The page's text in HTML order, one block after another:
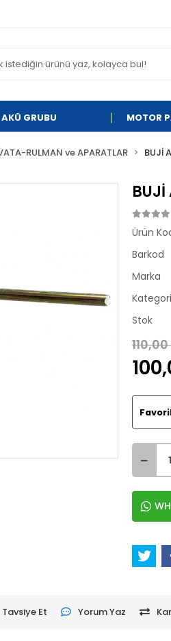
AKÜ GRUBU MOTOR
RULMAN ve APARATLAR BUJİ
BUJİ
Ürün
Barkod
Marka
Kategori
Stok
110,00
Tavsiye Et Yorum Yaz